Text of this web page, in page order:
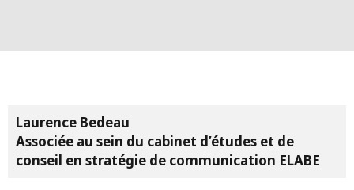
Laurence Bedeau
Associée au sein du cabinet d’études et de
conseil en stratégie de communication ELABE